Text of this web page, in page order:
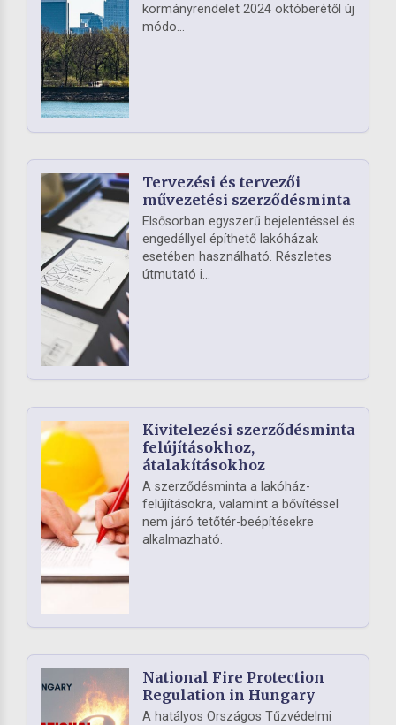
kormányrendelet 2024 októberétől új
módo...
Tervezési és tervezői
művezetési szerződésminta
Elsősorban egyszerű bejelentéssel és
engedéllyel építhető lakóházak
esetében használható. Részletes
útmutató i...
Kivitelezési szerződésminta
felújításokhoz,
átalakításokhoz
A szerződésminta a lakóház-
felújításokra, valamint a bővítéssel
nem járó tetőtér-beépítésekre
alkalmazható.
National Fire Protection
Regulation in Hungary
A hatályos Országos Tűzvédelmi